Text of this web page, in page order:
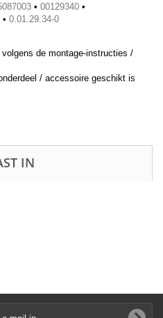
• 00129340 •
• 0.01.29.34-0
de montage-instructies /
/ accessoire geschikt is
IN